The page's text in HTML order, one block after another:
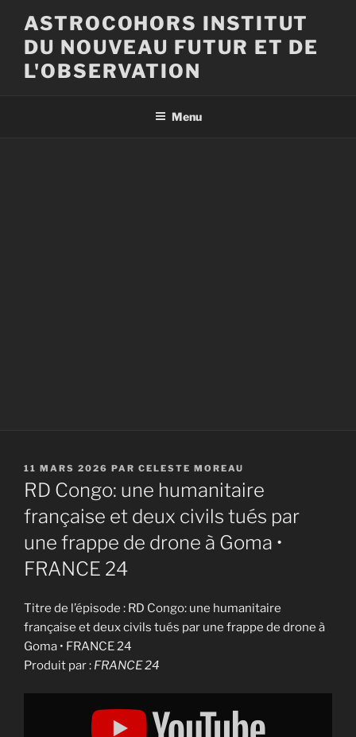
contenu
principal
ASTROCOHORS INSTITUT
DU NOUVEAU FUTUR ET DE
L'OBSERVATION
Menu
PUBLIÉ
LE
11 MARS 2026 PAR CELESTE MOREAU
RD Congo: une humanitaire
française et deux civils tués par
une frappe de drone à Goma •
FRANCE 24
Titre de l’épisode : RD Congo: une humanitaire
française et deux civils tués par une frappe de drone à
Goma • FRANCE 24
Produit par : FRANCE 24
Display